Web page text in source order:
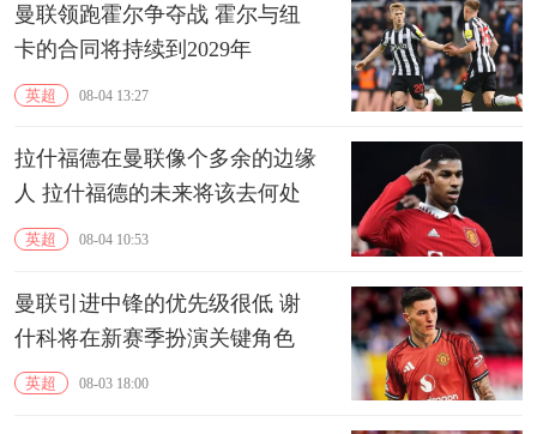
曼联领跑霍尔争夺战 霍尔与纽
卡的合同将持续到2029年
英超 08-04 13:27
拉什福德在曼联像个多余的边缘
人 拉什福德的未来将该去何处
英超 08-04 10:53
曼联引进中锋的优先级很低 谢
什科将在新赛季扮演关键角色
英超 08-03 18:00